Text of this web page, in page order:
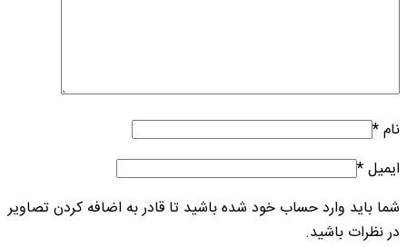
نام*
ایمیل*
شما باید وارد حساب خود شده باشید تا قادر به اضافه کردن تصاویر
در نظرات باشید.